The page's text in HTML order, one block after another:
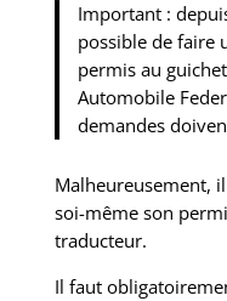
Important :
possible de faire
permis au
Automobile
demandes
Malheureusement,
soi-même son
traducteur.
Il faut